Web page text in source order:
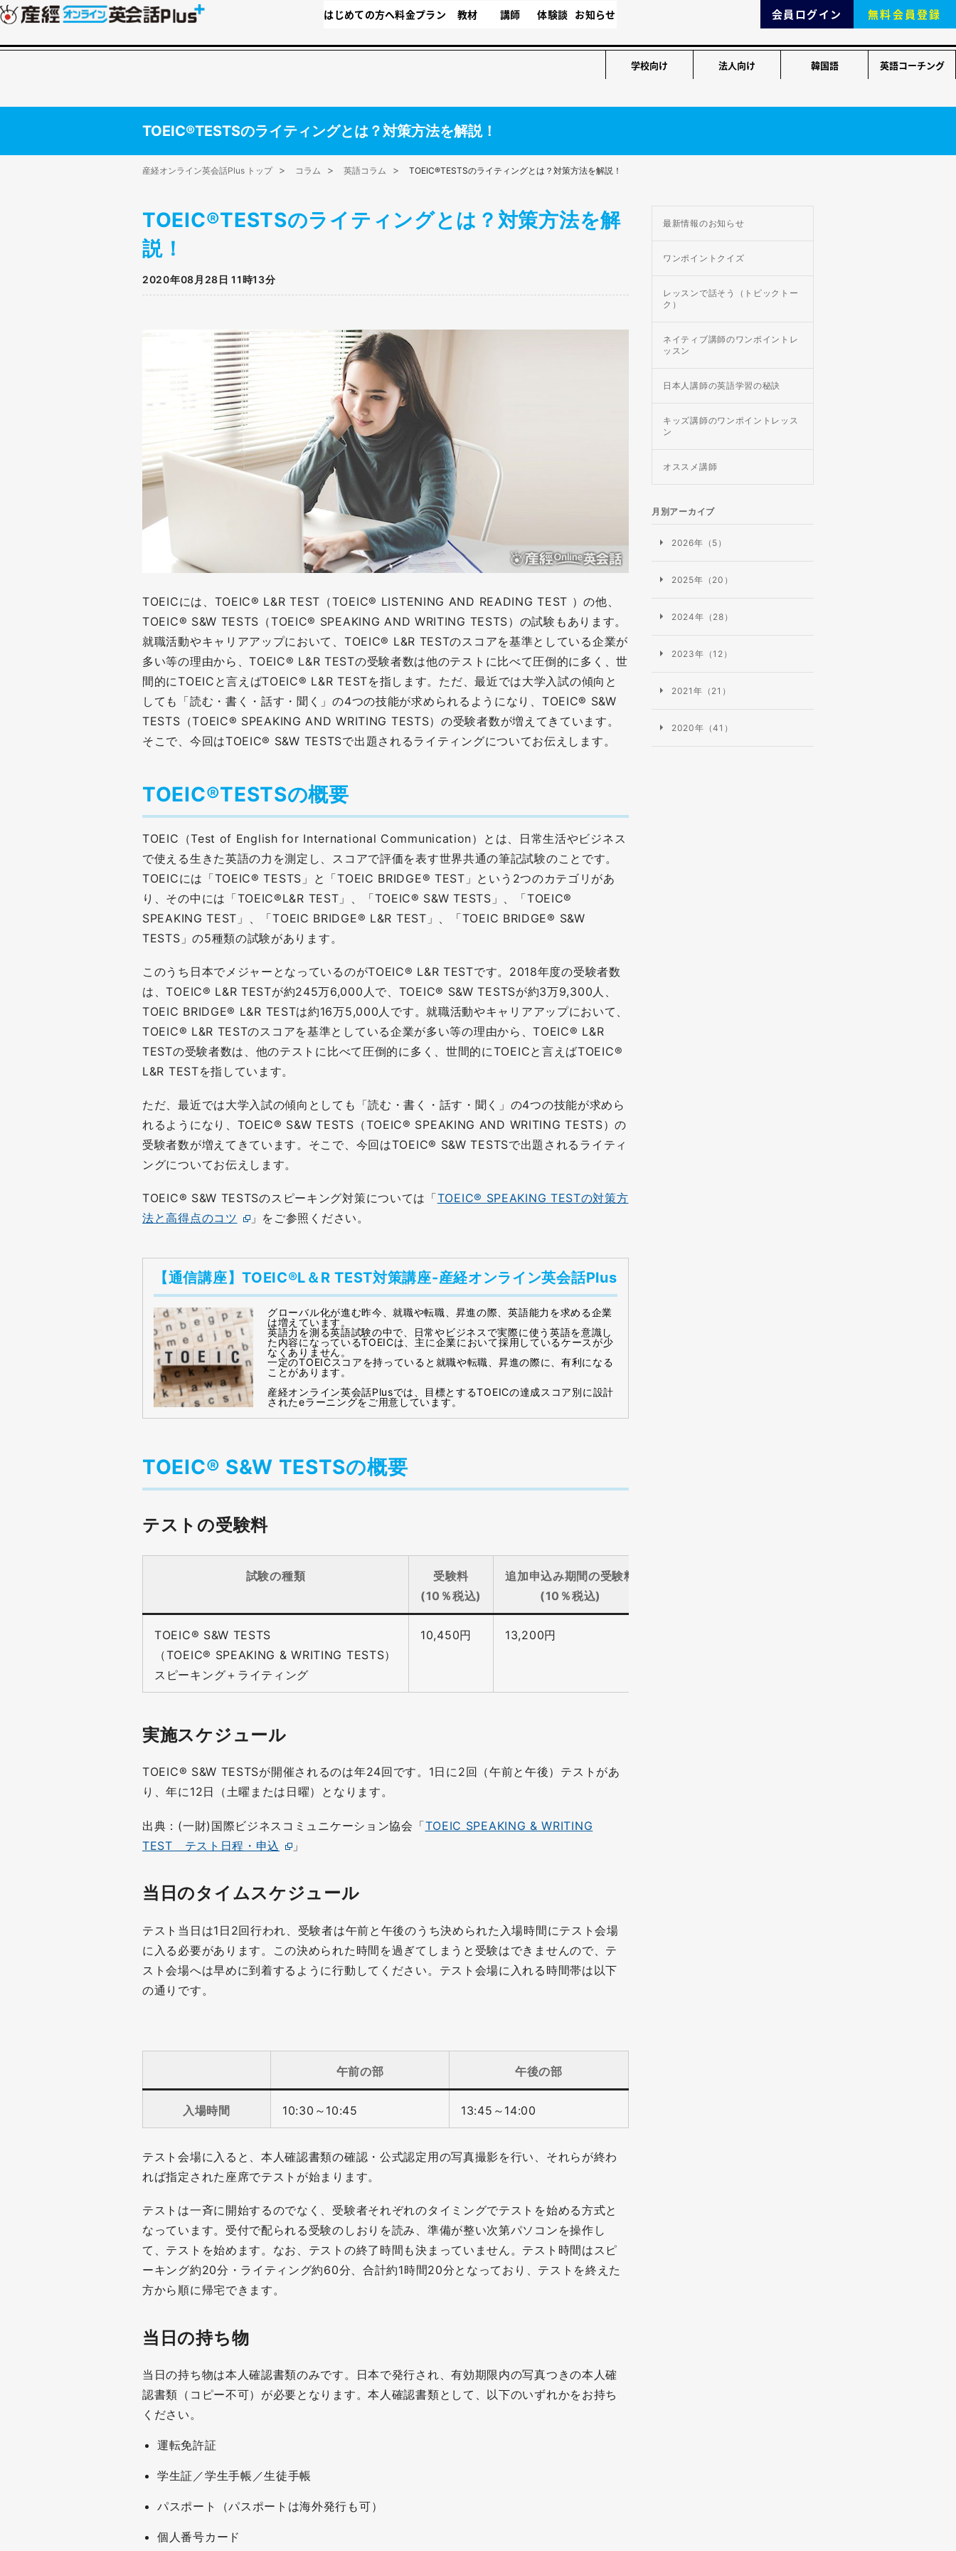
はじめての方へ料金プラン 教材 講師 体験談 お知らせ 会員ログイン 無料会員登録
学校向け 法人向け 韓国語 英語コーチング
TOEIC®TESTSのライティングとは？対策方法を解説！
産経オンライン英会話Plus トップ コラム 英語コラム TOEIC®TESTSのライティングとは？対策方法を解説！
TOEIC®TESTSのライティングとは？対策方法を解
説！
2020年08月28日 11時13分
TOEICには、TOEIC® L&R TEST（TOEIC® LISTENING AND READING TEST ）の他、
TOEIC® S&W TESTS（TOEIC® SPEAKING AND WRITING TESTS）の試験もあります。
就職活動やキャリアアップにおいて、TOEIC® L&R TESTのスコアを基準としている企業が
多い等の理由から、TOEIC® L&R TESTの受験者数は他のテストに比べて圧倒的に多く、世
間的にTOEICと言えばTOEIC® L&R TESTを指します。ただ、最近では大学入試の傾向と
しても「読む・書く・話す・聞く」の4つの技能が求められるようになり、TOEIC® S&W
TESTS（TOEIC® SPEAKING AND WRITING TESTS）の受験者数が増えてきています。
そこで、今回はTOEIC® S&W TESTSで出題されるライティングについてお伝えします。
TOEIC®TESTSの概要
TOEIC（Test of English for International Communication）とは、日常生活やビジネス
で使える生きた英語の力を測定し、スコアで評価を表す世界共通の筆記試験のことです。
TOEICには「TOEIC® TESTS」と「TOEIC BRIDGE® TEST」という2つのカテゴリがあ
り、その中には「TOEIC®L&R TEST」、「TOEIC® S&W TESTS」、「TOEIC®
SPEAKING TEST」、「TOEIC BRIDGE® L&R TEST」、「TOEIC BRIDGE® S&W
TESTS」の5種類の試験があります。
このうち日本でメジャーとなっているのがTOEIC® L&R TESTです。2018年度の受験者数
は、TOEIC® L&R TESTが約245万6,000人で、TOEIC® S&W TESTSが約3万9,300人、
TOEIC BRIDGE® L&R TESTは約16万5,000人です。就職活動やキャリアアップにおいて、
TOEIC® L&R TESTのスコアを基準としている企業が多い等の理由から、TOEIC® L&R
TESTの受験者数は、他のテストに比べて圧倒的に多く、世間的にTOEICと言えばTOEIC®
L&R TESTを指しています。
ただ、最近では大学入試の傾向としても「読む・書く・話す・聞く」の4つの技能が求めら
れるようになり、TOEIC® S&W TESTS（TOEIC® SPEAKING AND WRITING TESTS）の
受験者数が増えてきています。そこで、今回はTOEIC® S&W TESTSで出題されるライティ
ングについてお伝えします。
TOEIC® S&W TESTSのスピーキング対策については「TOEIC® SPEAKING TESTの対策方
法と高得点のコツ
」をご参照ください。
【通信講座】TOEIC®L＆R TEST対策講座-産経オンライン英会話Plus
グローバル化が進む昨今、就職や転職、昇進の際、英語能力を求める企業
は増えています。
英語力を測る英語試験の中で、日常やビジネスで実際に使う英語を意識し
た内容になっているTOEICは、主に企業において採用しているケースが少
なくありません。
一定のTOEICスコアを持っていると就職や転職、昇進の際に、有利になる
ことがあります。
産経オンライン英会話Plusでは、目標とするTOEICの達成スコア別に設計
されたeラーニングをご用意しています。
TOEIC® S&W TESTSの概要
テストの受験料
試験の種類
受験料
(10％税込)
追加申込み期間の受験料
(10％税込)
TOEIC® S&W TESTS
（TOEIC® SPEAKING & WRITING TESTS）
スピーキング＋ライティング
10,450円 13,200円
実施スケジュール
TOEIC® S&W TESTSが開催されるのは年24回です。1日に2回（午前と午後）テストがあ
り、年に12日（土曜または日曜）となります。
出典：(一財)国際ビジネスコミュニケーション協会「TOEIC SPEAKING & WRITING
TEST テスト日程・申込
」
当日のタイムスケジュール
テスト当日は1日2回行われ、受験者は午前と午後のうち決められた入場時間にテスト会場
に入る必要があります。この決められた時間を過ぎてしまうと受験はできませんので、テ
スト会場へは早めに到着するように行動してください。テスト会場に入れる時間帯は以下
の通りです。
午前の部 午後の部
入場時間 10:30～10:45 13:45～14:00
テスト会場に入ると、本人確認書類の確認・公式認定用の写真撮影を行い、それらが終わ
れば指定された座席でテストが始まります。
テストは一斉に開始するのでなく、受験者それぞれのタイミングでテストを始める方式と
なっています。受付で配られる受験のしおりを読み、準備が整い次第パソコンを操作し
て、テストを始めます。なお、テストの終了時間も決まっていません。テスト時間はスピ
ーキング約20分・ライティング約60分、合計約1時間20分となっており、テストを終えた
方から順に帰宅できます。
当日の持ち物
当日の持ち物は本人確認書類のみです。日本で発行され、有効期限内の写真つきの本人確
認書類（コピー不可）が必要となります。本人確認書類として、以下のいずれかをお持ち
ください。
運転免許証
学生証／学生手帳／生徒手帳
パスポート（パスポートは海外発行も可）
個人番号カード
最新情報のお知らせ
ワンポイントクイズ
レッスンで話そう（トピックトー
ク）
ネイティブ講師のワンポイントレ
ッスン
日本人講師の英語学習の秘訣
キッズ講師のワンポイントレッス
ン
オススメ講師
月別アーカイブ
2026年（5）
2025年（20）
2024年（28）
2023年（12）
2021年（21）
2020年（41）